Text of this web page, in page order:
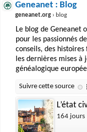
Geneanet : Blog
geneanet.org › blog
Le blog de Geneanet
pour les passionnés
conseils, des
les dernières mises à
généalogique
L’état
164 jours